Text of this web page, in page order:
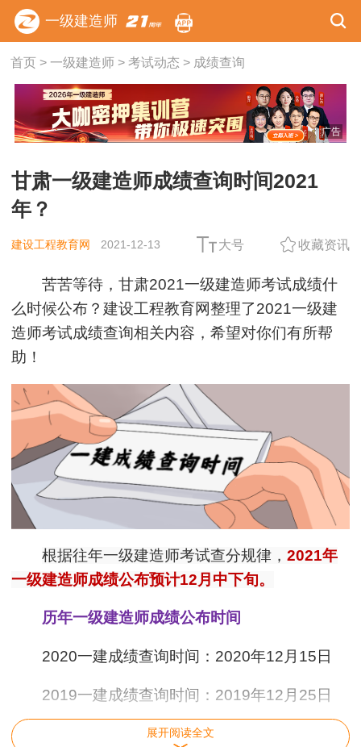
一级建造师
首页> 一级建造师> 考试动态 > 成绩查询
广告
甘肃一级建造师成绩查询时间2021
年？
建设工程教育网 2021-12-13 大号 收藏资讯
苦苦等待，甘肃2021一级建造师考试成绩什
么时候公布？建设工程教育网整理了2021一级建
造师考试成绩查询相关内容，希望对你们有所帮
助！
根据往年一级建造师考试查分规律， 2021年
一级建造师成绩公布预计12月中下旬。
历年一级建造师成绩公布时间
2020一建成绩查询时间：2020年12月15日
2019一建成绩查询时间：2019年12月25日
2018一建成绩查询时间：2019年1月3日
展开阅读全文